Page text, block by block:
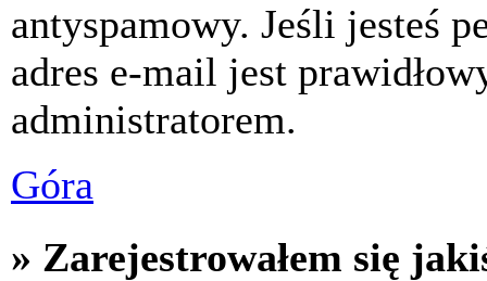
antyspamowy. Jeśli jesteś
adres e-mail jest
administratorem.
Góra
» Zarejestrowałem się